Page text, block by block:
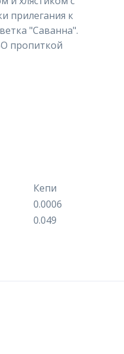
прилегания к
"Саванна".
пропиткой
Кепи
0.0006
0.049